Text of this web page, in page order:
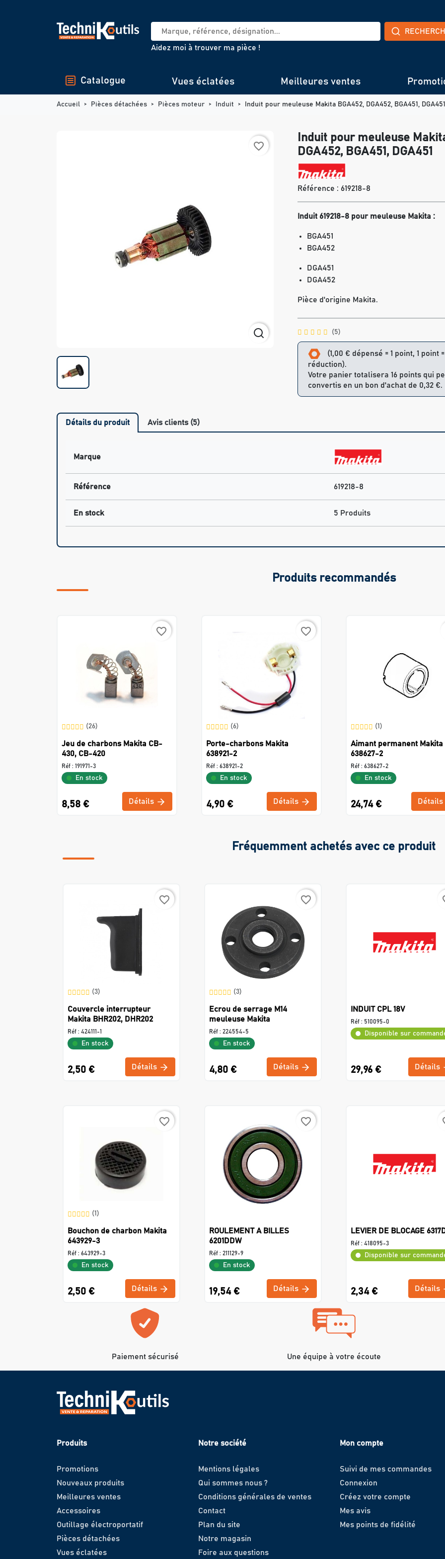
Aidez moi à trouver ma pièce !
Catalogue Vues éclatées Meilleures ventes
Accueil Pièces détachées Pièces moteur Induit Induit pour meuleuse Makita BGA452, DGA452, BGA451, DGA451
favorite_border
Induit pour meuleuse
DGA452, BGA451, DGA451
Référence : 619218-8
Induit 619218-8 pour meuleuse Makita :
BGA451
BGA452
DGA451
DGA452
Pièce d'origine Makita.
(5)
(1,00 € dépensé = 1 point, 1 point
réduction).
Votre panier totalisera 16 points qui
convertis en un bon d'achat de 0,32 €.
Détails du produit Avis clients (5)
Marque
Référence 619218-8
En stock 5 Produits
Produits recommandés
favorite_border
(26)
Jeu de charbons Makita CB-
430, CB-420
Réf : 191971-3
En stock
8,58 € Détails
favorite_border
(6)
Porte-charbons Makita
638921-2
Réf : 638921-2
En stock
4,90 € Détails
(1)
Aimant permanent Makita
638627-2
Réf : 638627-2
En stock
24,74 € Détails
Fréquemment achetés avec ce produit
favorite_border
(3)
Couvercle interrupteur
Makita BHR202, DHR202
Réf : 424111-1
En stock
2,50 € Détails
favorite_border
(3)
Ecrou de serrage M14
meuleuse Makita
Réf : 224554-5
En stock
4,80 € Détails
INDUIT CPL 18V
Réf : 510095-0
Disponible sur
29,96 € Détails
favorite_border
(1)
Bouchon de charbon Makita
643929-3
Réf : 643929-3
En stock
2,50 € Détails
favorite_border
ROULEMENT A BILLES
6201DDW
Réf : 211129-9
En stock
19,54 € Détails
LEVIER DE BLOCAGE
Réf : 418095-3
Disponible sur
2,34 € Détails
Paiement sécurisé Une équipe à votre écoute
Produits
Promotions
Nouveaux produits
Meilleures ventes
Accessoires
Outillage électroportatif
Pièces détachées
Vues éclatées
Notre société
Mentions légales
Qui sommes nous ?
Conditions générales de ventes
Contact
Plan du site
Notre magasin
Foire aux questions
Mon compte
Suivi de mes commandes
Connexion
Créez votre compte
Mes avis
Mes points de fidélité